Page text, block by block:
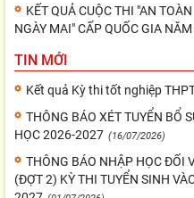
KẾT QUẢ CUỘC THI "AN
NGÀY MAI" CẤP QUỐC GIA
TIN MỚI
Kết quả Kỳ thi tốt nghiệp
THÔNG BÁO XÉT TUYỂN BỔ
HỌC 2026-2027 (16/07/2026)
THÔNG BÁO NHẬP HỌC ĐỐI
(ĐỢT 2) KỲ THI TUYỂN SINH